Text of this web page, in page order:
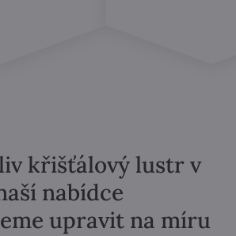
křišťálový lustr v
nabídce
upravit na míru